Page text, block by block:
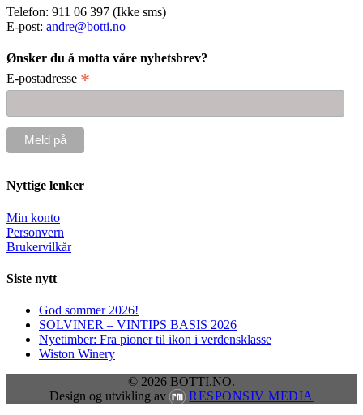
Telefon: 911 06 397 (Ikke sms)
E-post: andre@botti.no
Ønsker du å motta våre nyhetsbrev?
E-postadresse *
Nyttige lenker
Min konto
Personvern
Brukervilkår
Siste nytt
God sommer 2026!
SOLVINER – VINTIPS BASIS 2026
Nyetimber: Fra pioner til ikon i verdensklasse
Wiston Winery
© 2026 BOTTI.NO.
Design og utvikling av
RESPONSIV MEDIA